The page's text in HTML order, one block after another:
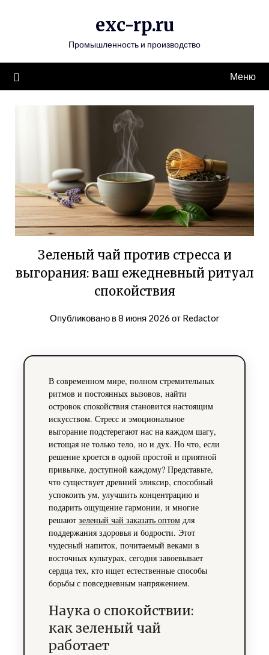
exc-rp.ru
Промышленность и производство
Меню
Зеленый чай против стресса и
выгорания: ваш ежедневный ритуал
спокойствия
Опубликовано в8 июня 2026 от Redactor
В современном мире, полном стремительных
ритмов и постоянных вызовов, найти
островок спокойствия становится настоящим
искусством. Стресс и эмоциональное
выгорание подстерегают нас на каждом шагу,
истощая не только тело, но и дух. Но что, если
решение кроется в одной простой и приятной
привычке, доступной каждому? Представьте,
что существует древний эликсир, способный
успокоить ум, улучшить концентрацию и
подарить ощущение гармонии, и многие
решают зеленый чай заказать оптомдля
поддержания здоровья и бодрости. Этот
чудесный напиток, почитаемый веками в
восточных культурах, сегодня завоевывает
сердца тех, кто ищет естественные способы
борьбы с повседневным напряжением.
Наука о спокойствии:
как зеленый чай
работает